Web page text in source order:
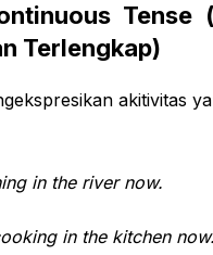
Tense
Terlengkap)
akitivitas
in the river now.
in the kitchen